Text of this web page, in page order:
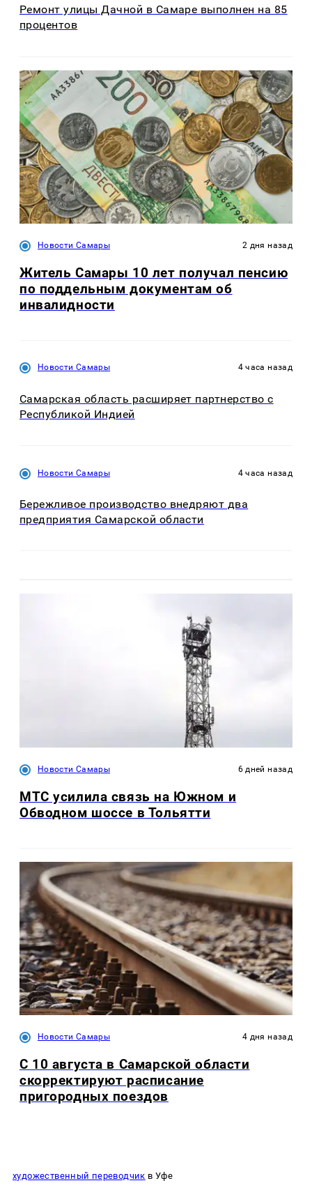
Ремонт улицы Дачной в Самаре выполнен на 85
процентов
Новости Самары 2 дня назад
Житель Самары 10 лет получал пенсию
по поддельным документам об
инвалидности
Новости Самары 4 часа назад
Самарская область расширяет партнерство с
Республикой Индией
Новости Самары 4 часа назад
Бережливое производство внедряют два
предприятия Самарской области
Новости Самары 6 дней назад
МТС усилила связь на Южном и
Обводном шоссе в Тольятти
Новости Самары 4 дня назад
С 10 августа в Самарской области
скорректируют расписание
пригородных поездов
художественный переводчик в Уфе